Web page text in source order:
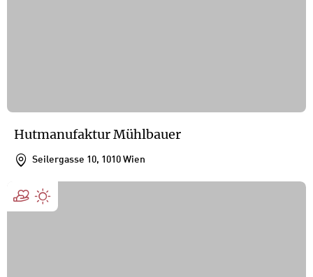
Hutmanufaktur Mühlbauer
Seilergasse 10, 1010 Wien